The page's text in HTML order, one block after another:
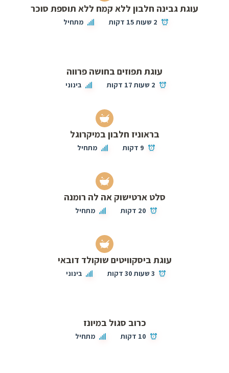
עוגת גבינה חלבון ללא קמח ללא תוספת סוכר
2 שעות 15 דקות מתחיל
עוגת תפוזים בחושה פרווה
2 שעות 17 דקות בינוני
בראוניז חלבון במיקרוגל
9 דקות מתחיל
סלט ארטישוק אה לה רומנה
20 דקות מתחיל
עוגת ביסקוויטים שוקולד דובאי
3 שעות 30 דקות בינוני
כרוב סגול במיונז
10 דקות מתחיל